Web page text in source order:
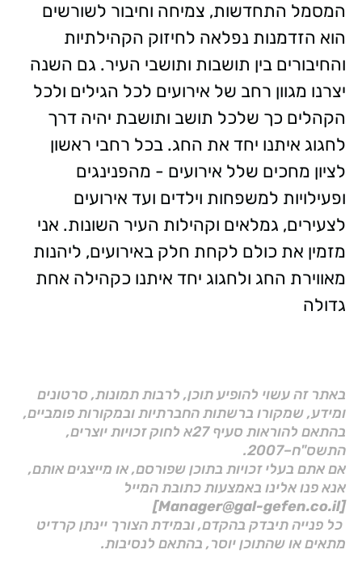
המסמל התחדשות, צמיחה וחיבור לשורשים
הוא הזדמנות נפלאה לחיזוק הקהילתיות
והחיבורים בין תושבות ותושבי העיר. גם השנה
יצרנו מגוון רחב של אירועים לכל הגילים ולכל
הקהלים כך שלכל תושב ותושבת יהיה דרך
לחגוג איתנו יחד את החג. בכל רחבי ראשון
לציון מחכים שלל אירועים - מהפנינגים
ופעילויות למשפחות וילדים ועד אירועים
לצעירים, גמלאים וקהילות העיר השונות. אני
מזמין את כולם לקחת חלק באירועים, ליהנות
מאווירת החג ולחגוג יחד איתנו כקהילה אחת
גדולה
באתר זה עשוי להופיע תוכן, לרבות תמונות, סרטונים
ומידע, שמקורו ברשתות החברתיות ובמקורות פומביים,
בהתאם להוראות סעיף 27א לחוק זכויות יוצרים,
התשס"ח–2007.
אם אתם בעלי זכויות בתוכן שפורסם, או מייצגים אותם,
אנא פנו אלינו באמצעות כתובת המייל
[Manager@gal-gefen.co.il]
כל פנייה תיבדק בהקדם, ובמידת הצורך יינתן קרדיט
מתאים או שהתוכן יוסר, בהתאם לנסיבות.